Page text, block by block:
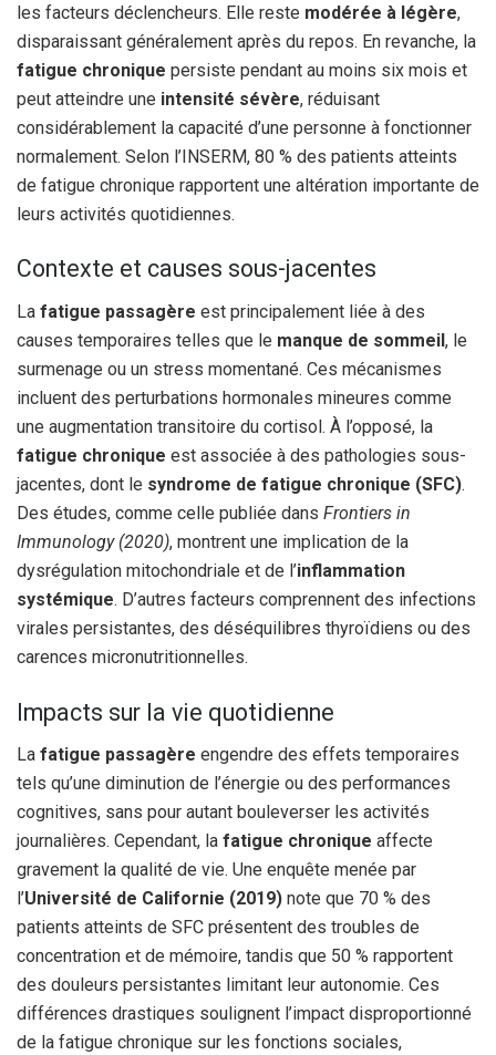
les facteurs déclencheurs. Elle reste modérée à légère,
disparaissant généralement après du repos. En revanche, la
fatigue chronique persiste pendant au moins six mois et
peut atteindre une intensité sévère, réduisant
considérablement la capacité d’une personne à fonctionner
normalement. Selon l’INSERM, 80 % des patients atteints
de fatigue chronique rapportent une altération importante de
leurs activités quotidiennes.
Contexte et causes sous-jacentes
La fatigue passagère est principalement liée à des
causes temporaires telles que le manque de sommeil, le
surmenage ou un stress momentané. Ces mécanismes
incluent des perturbations hormonales mineures comme
une augmentation transitoire du cortisol. À l’opposé, la
fatigue chronique est associée à des pathologies sous-
jacentes, dont le syndrome de fatigue chronique (SFC).
Des études, comme celle publiée dans Frontiers in
Immunology (2020), montrent une implication de la
dysrégulation mitochondriale et de l’inflammation
systémique. D’autres facteurs comprennent des infections
virales persistantes, des déséquilibres thyroïdiens ou des
carences micronutritionnelles.
Impacts sur la vie quotidienne
La fatigue passagère engendre des effets temporaires
tels qu’une diminution de l’énergie ou des performances
cognitives, sans pour autant bouleverser les activités
journalières. Cependant, la fatigue chronique affecte
gravement la qualité de vie. Une enquête menée par
l’Université de Californie (2019) note que 70 % des
patients atteints de SFC présentent des troubles de
concentration et de mémoire, tandis que 50 % rapportent
des douleurs persistantes limitant leur autonomie. Ces
différences drastiques soulignent l’impact disproportionné
de la fatigue chronique sur les fonctions sociales,